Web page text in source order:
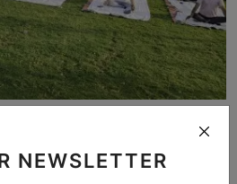
NEWSLETTER